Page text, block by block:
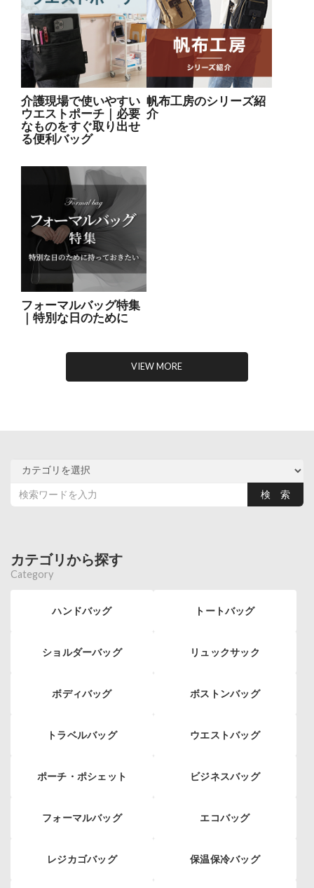
介護現場で使いやすい
ウエストポーチ｜必要
なものをすぐ取り出せ
る便利バッグ
帆布工房のシリーズ紹
介
フォーマルバッグ特集
｜特別な日のために
VIEW MORE
カテゴリから探す
Category
ハンドバッグ トートバッグ
ショルダーバッグ リュックサック
ボディバッグ ボストンバッグ
トラベルバッグ ウエストバッグ
ポーチ・ポシェット ビジネスバッグ
フォーマルバッグ エコバッグ
レジカゴバッグ 保温保冷バッグ